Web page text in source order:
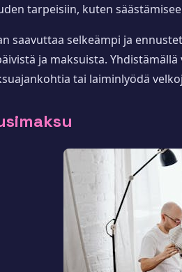
tarpeisiin, kuten
saavuttaa selkeämpi ja
ja maksuista.
tai laiminlyödä